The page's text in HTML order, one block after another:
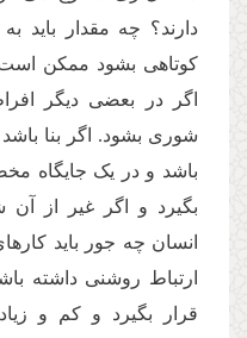
دارند؟ چه مقدار باید
کوتاهی بشود ممکن است
اگر در بعضی دیگر
شوری بشود. اگر بنا
باشد و در یک جایگاه
بگیرد و اگر غیر از
انسان چه جور باید
ارتباط روشنی داشته
قرار بگیرد و کم ‌و